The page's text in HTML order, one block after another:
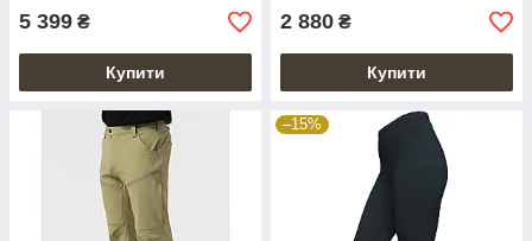
5 399 ₴
Купити
2 880 ₴
Купити
–15%